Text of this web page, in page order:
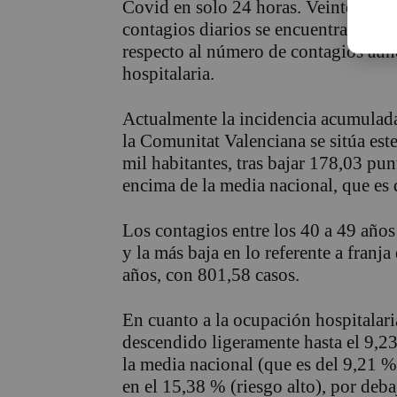
Covid en solo 24 horas. Veinte días
contagios diarios se encuentra en
respecto al número de contagios
hospitalaria.
Actualmente la incidencia
la Comunitat Valenciana se sitúa
mil habitantes, tras bajar 178,03
encima de la media nacional, que es
Los contagios entre los 40 a 49
y la más baja en lo referente a
años, con 801,58 casos.
En cuanto a la ocupación
descendido ligeramente hasta el
la media nacional (que es del 9,21
en el 15,38 % (riesgo alto), por